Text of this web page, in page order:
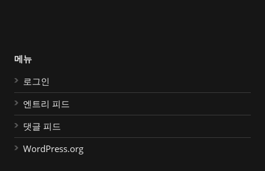
메뉴
로그인
엔트리 피드
댓글 피드
WordPress.org